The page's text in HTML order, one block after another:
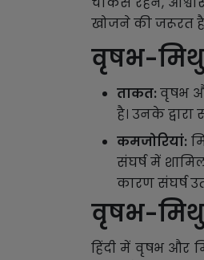
खोजने की जरूरत
वृषभ-
ताकत:वृषभ
है। उनके
कमजोरियां:
संघर्ष में
कारण संघर्ष
वृषभ-
हिंदी में वृषभ और